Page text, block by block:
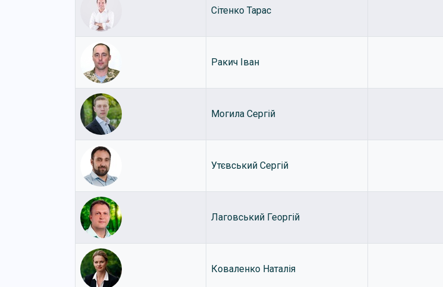
Сітенко Тарас
Ракич Іван
Могила Сергій
Утєвський Сергій
Лаговський Георгій
Коваленко Наталія